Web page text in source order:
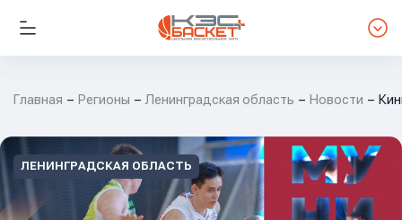
Главная Регионы Ленинградская область Новости
ЛЕНИНГРАДСКАЯ ОБЛАСТЬ